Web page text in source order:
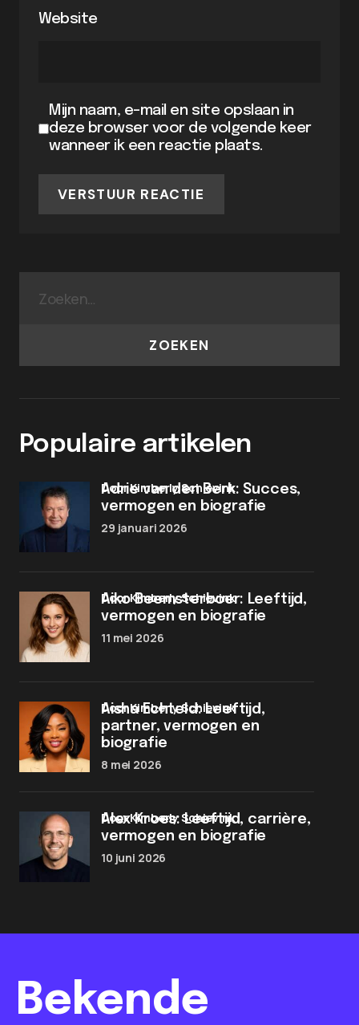
Website
Mijn naam, e-mail en site opslaan in
deze browser voor de volgende keer
wanneer ik een reactie plaats.
VERSTUUR REACTIE
ZOEKEN
Populaire artikelen
Adrie van den Berk: Succes,
vermogen en biografie
door Kimberly Schievink
29 januari 2026
Aiko Beemsterboer: Leeftijd,
vermogen en biografie
door Kimberly Schievink
11 mei 2026
Aisha Echteld: Leeftijd,
partner, vermogen en
biografie
door Kimberly Schievink
8 mei 2026
Alex Kroes: Leeftijd, carrière,
vermogen en biografie
door Kimberly Schievink
10 juni 2026
Bekende